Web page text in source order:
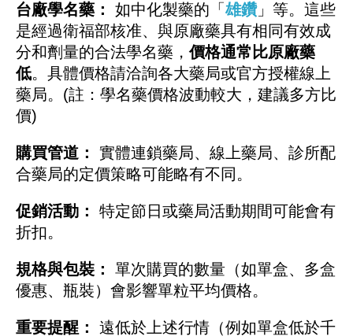
台廠學名藥： 如中化製藥的「雄鑽」等。這些
是經過衛福部核准、與原廠藥具有相同有效成
分和劑量的合法學名藥，價格通常比原廠藥
低。具體價格請洽詢各大藥局或官方授權線上
藥局。(註：學名藥價格波動較大，建議多方比
價)
購買管道：
實體連鎖藥局、線上藥局、診所配
合藥局的定價策略可能略有不同。
促銷活動：
特定節日或藥局活動期間可能會有
折扣。
規格與包裝：
單次購買的數量（如單盒、多盒
優惠、瓶裝）會影響單粒平均價格。
重要提醒：
遠低於上述行情（例如單盒低於千